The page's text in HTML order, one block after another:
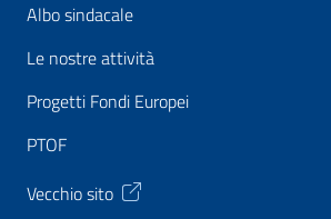
Albo sindacale
Le nostre attività
Progetti Fondi Europei
PTOF
Vecchio sito